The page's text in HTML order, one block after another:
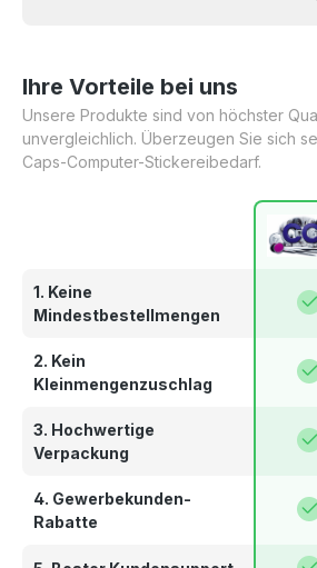
Ihre Vorteile bei uns
Unsere Produkte sind von höchster
unvergleichlich. Überzeugen Sie sich
Caps-Computer-Stickereibedarf.
1. Keine
Mindestbestellmengen
2. Kein
Kleinmengenzuschlag
3. Hochwertige
Verpackung
4. Gewerbekunden-
Rabatte